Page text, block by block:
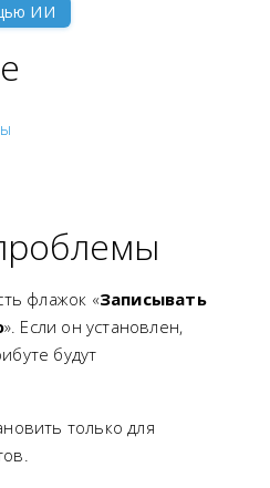
ИИ
флажок «Записывать
». Если он установлен,
будут
только для